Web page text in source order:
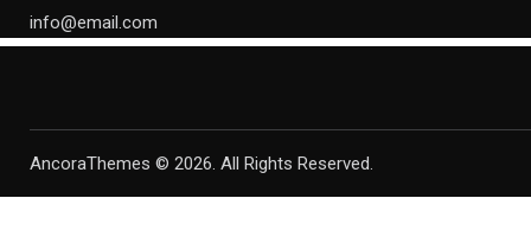
info@email.com
AncoraThemes © 2026. All Rights Reserved.